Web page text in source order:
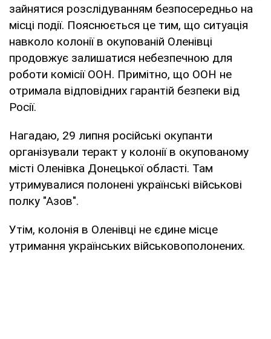
зайнятися розслідуванням безпосередньо на
місці події. Пояснюється це тим, що ситуація
навколо колонії в окупованій Оленівці
продовжує залишатися небезпечною для
роботи комісії ООН. Примітно, що ООН не
отримала відповідних гарантій безпеки від
Росії.
Нагадаю, 29 липня російські окупанти
організували теракт у колонії в окупованому
місті Оленівка Донецької області. Там
утримувалися полонені українські військові
полку "Азов".
Утім, колонія в Оленівці не єдине місце
утримання українських військовополонених.